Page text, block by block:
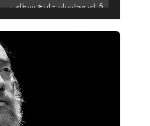
5. ای مجلسیان - ایرج بسطامی
6. ناکجاآبادی - حمیدرضا نوربخش